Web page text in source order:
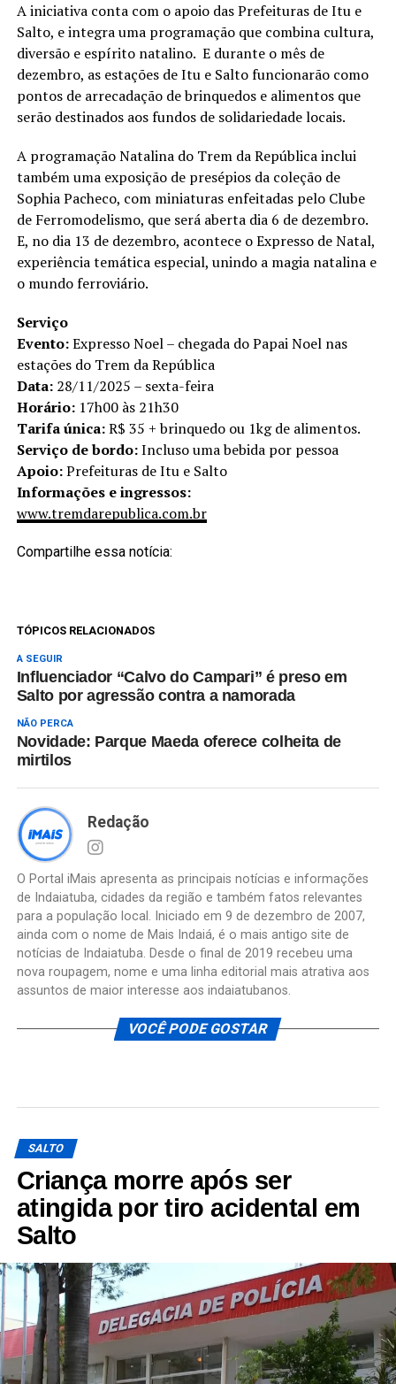
A iniciativa conta com o apoio das Prefeituras de Itu e
Salto, e integra uma programação que combina cultura,
diversão e espírito natalino. E durante o mês de
dezembro, as estações de Itu e Salto funcionarão como
pontos de arrecadação de brinquedos e alimentos que
serão destinados aos fundos de solidariedade locais.
A programação Natalina do Trem da República inclui
também uma exposição de presépios da coleção de
Sophia Pacheco, com miniaturas enfeitadas pelo Clube
de Ferromodelismo, que será aberta dia 6 de dezembro.
E, no dia 13 de dezembro, acontece o Expresso de Natal,
experiência temática especial, unindo a magia natalina e
o mundo ferroviário.
Serviço
Evento:Expresso Noel – chegada do Papai Noel nas
estações do Trem da República
Data:28/11/2025 – sexta-feira
Horário:17h00 às 21h30
Tarifa única:R$ 35 + brinquedo ou 1kg de alimentos.
Serviço de bordo:Incluso uma bebida por pessoa
Apoio:Prefeituras de Itu e Salto
Informações e ingressos:
www.tremdarepublica.com.br
Compartilhe essa notícia:
TÓPICOS RELACIONADOS
A SEGUIR
Influenciador “Calvo do Campari” é preso em
Salto por agressão contra a namorada
NÃO PERCA
Novidade: Parque Maeda oferece colheita de
mirtilos
Redação
O Portal iMais apresenta as principais notícias e informações
de Indaiatuba, cidades da região e também fatos relevantes
para a população local. Iniciado em 9 de dezembro de 2007,
ainda com o nome de Mais Indaiá, é o mais antigo site de
notícias de Indaiatuba. Desde o final de 2019 recebeu uma
nova roupagem, nome e uma linha editorial mais atrativa aos
assuntos de maior interesse aos indaiatubanos.
VOCÊ PODE GOSTAR
SALTO
Criança morre após ser
atingida por tiro acidental em
Salto